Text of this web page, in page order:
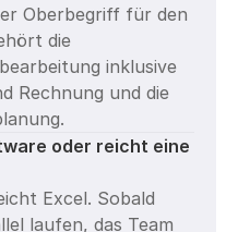
Oberbegriff für den
die
inklusive
Rechnung und die
oder reicht eine
Excel. Sobald
laufen, das Team